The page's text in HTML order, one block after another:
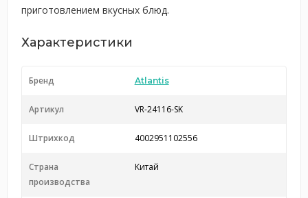
приготовлением вкусных блюд.
Характеристики
Бренд Atlantis
Артикул VR-24116-SK
Штрихкод 4002951102556
Страна
производства
Китай